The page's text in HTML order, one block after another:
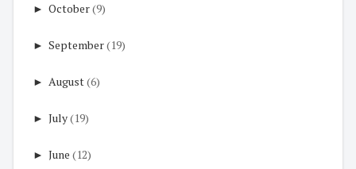
► October(9)
► September(19)
► August(6)
► July(19)
► June (12)